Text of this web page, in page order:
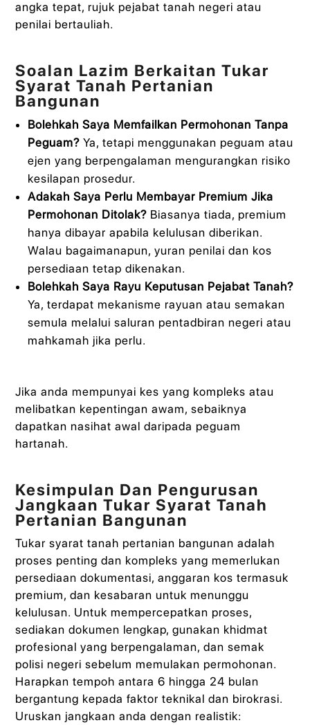
angka tepat, rujuk pejabat tanah negeri atau
penilai bertauliah.
Soalan Lazim Berkaitan Tukar
Syarat Tanah Pertanian
Bangunan
Bolehkah Saya Memfailkan Permohonan Tanpa
Peguam?Ya, tetapi menggunakan peguam atau
ejen yang berpengalaman mengurangkan risiko
kesilapan prosedur.
Adakah Saya Perlu Membayar Premium Jika
Permohonan Ditolak?Biasanya tiada, premium
hanya dibayar apabila kelulusan diberikan.
Walau bagaimanapun, yuran penilai dan kos
persediaan tetap dikenakan.
Bolehkah Saya Rayu Keputusan Pejabat Tanah?
Ya, terdapat mekanisme rayuan atau semakan
semula melalui saluran pentadbiran negeri atau
mahkamah jika perlu.
Jika anda mempunyai kes yang kompleks atau
melibatkan kepentingan awam, sebaiknya
dapatkan nasihat awal daripada peguam
hartanah.
Kesimpulan Dan Pengurusan
Jangkaan Tukar Syarat Tanah
Pertanian Bangunan
Tukar syarat tanah pertanian bangunan adalah
proses penting dan kompleks yang memerlukan
persediaan dokumentasi, anggaran kos termasuk
premium, dan kesabaran untuk menunggu
kelulusan. Untuk mempercepatkan proses,
sediakan dokumen lengkap, gunakan khidmat
profesional yang berpengalaman, dan semak
polisi negeri sebelum memulakan permohonan.
Harapkan tempoh antara 6 hingga 24 bulan
bergantung kepada faktor teknikal dan birokrasi.
Uruskan jangkaan anda dengan realistik: